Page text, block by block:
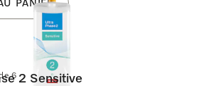
PANIER
6 2 Sensitive